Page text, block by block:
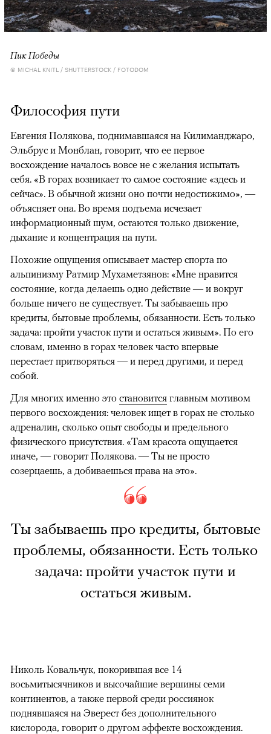
Пик Победы
© MICHAL KNITL / SHUTTERSTOCK / FOTODOM
Философия пути
Евгения Полякова, поднимавшаяся на Килиманджаро,
Эльбрус и Монблан, говорит, что ее первое
восхождение началось вовсе не с желания испытать
себя. «В горах возникает то самое состояние «здесь и
сейчас». В обычной жизни оно почти недостижимо», —
объясняет она. Во время подъема исчезает
информационный шум, остаются только движение,
дыхание и концентрация на пути.
Похожие ощущения описывает мастер спорта по
альпинизму Ратмир Мухаметзянов: «Мне нравится
состояние, когда делаешь одно действие — и вокруг
больше ничего не существует. Ты забываешь про
кредиты, бытовые проблемы, обязанности. Есть только
задача: пройти участок пути и остаться живым». По его
словам, именно в горах человек часто впервые
перестает притворяться — и перед другими, и перед
собой.
Для многих именно это становится главным мотивом
первого восхождения: человек ищет в горах не столько
адреналин, сколько опыт свободы и предельного
физического присутствия. «Там красота ощущается
иначе, — говорит Полякова. — Ты не просто
созерцаешь, а добиваешься права на это».
Ты забываешь про кредиты, бытовые
проблемы, обязанности. Есть только
задача: пройти участок пути и
остаться живым.
Николь Ковальчук, покорившая все 14
восьмитысячников и высочайшие вершины семи
континентов, а также первой среди россиянок
поднявшаяся на Эверест без дополнительного
кислорода, говорит о другом эффекте восхождения.